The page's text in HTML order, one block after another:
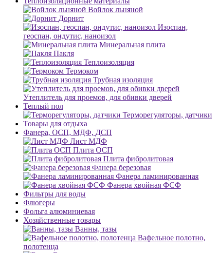
Войлок льняной
Дорнит
Изоспан,
геоспан, ондутис, наноизол
Минеральная плита
Пакля
Теплоизоляция
Термоком
Трубная изоляция
Утеплитель для проемов, для обивки дверей
Теплый пол
Терморегуляторы, датчики
Товары для отдыха
Фанера, ОСП, МДФ, ДСП
Лист МДФ
Плита ОСП
Плита фибролитовая
Фанера березовая
Фанера ламинированная
Фанера хвойная ФСФ
Фильтры для воды
Флюгеры
Фольга алюминиевая
Хозяйственные товары
Ванны, тазы
Вафельное полотно,
полотенца